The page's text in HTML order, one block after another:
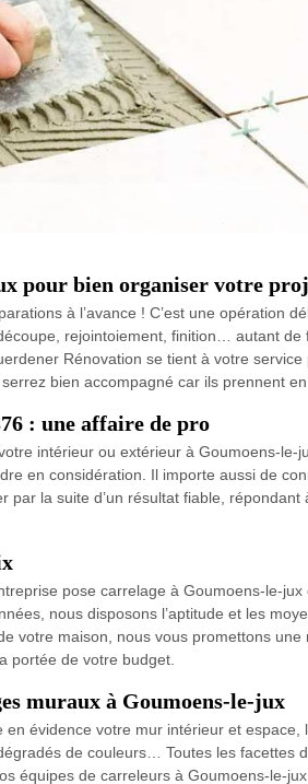
pour bien organiser votre
à l’avance ! C’est une opération
rejointoiement, finition… autant
Rénovation se tient à votre
bien accompagné car ils prennent
: une affaire de pro
intérieur ou extérieur à Goumoens-le-
en considération. Il importe aussi de
par la suite d’un résultat fiable,
pose carrelage à Goumoens-le-
nous disposons l’aptitude et les
votre maison, nous vous promettons
portée de votre budget.
muraux à Goumoens-le-jux
évidence votre mur intérieur et
de couleurs… Toutes les
équipes de carreleurs à Goumoens-le-